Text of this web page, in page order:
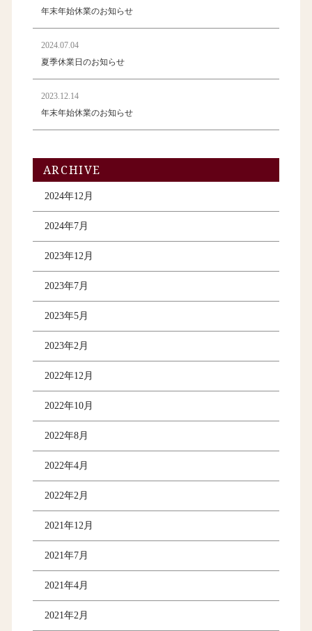
年末年始休業のお知らせ
2024.07.04
夏季休業日のお知らせ
2023.12.14
年末年始休業のお知らせ
ARCHIVE
2024年12月
2024年7月
2023年12月
2023年7月
2023年5月
2023年2月
2022年12月
2022年10月
2022年8月
2022年4月
2022年2月
2021年12月
2021年7月
2021年4月
2021年2月